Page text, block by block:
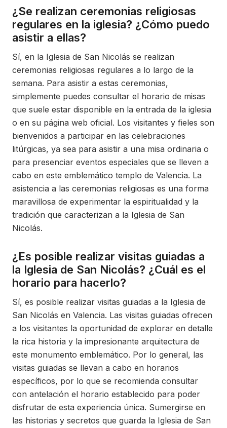
¿Se realizan ceremonias religiosas
regulares en la iglesia? ¿Cómo puedo
asistir a ellas?
Sí, en la Iglesia de San Nicolás se realizan
ceremonias religiosas regulares a lo largo de la
semana. Para asistir a estas ceremonias,
simplemente puedes consultar el horario de misas
que suele estar disponible en la entrada de la iglesia
o en su página web oficial. Los visitantes y fieles son
bienvenidos a participar en las celebraciones
litúrgicas, ya sea para asistir a una misa ordinaria o
para presenciar eventos especiales que se lleven a
cabo en este emblemático templo de Valencia. La
asistencia a las ceremonias religiosas es una forma
maravillosa de experimentar la espiritualidad y la
tradición que caracterizan a la Iglesia de San
Nicolás.
¿Es posible realizar visitas guiadas a
la Iglesia de San Nicolás? ¿Cuál es el
horario para hacerlo?
Sí, es posible realizar visitas guiadas a la Iglesia de
San Nicolás en Valencia. Las visitas guiadas ofrecen
a los visitantes la oportunidad de explorar en detalle
la rica historia y la impresionante arquitectura de
este monumento emblemático. Por lo general, las
visitas guiadas se llevan a cabo en horarios
específicos, por lo que se recomienda consultar
con antelación el horario establecido para poder
disfrutar de esta experiencia única. Sumergirse en
las historias y secretos que guarda la Iglesia de San